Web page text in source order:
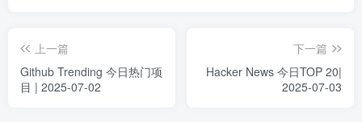
上一篇
Github Trending 今日热门项
目 | 2025-07-02
下一篇
Hacker News 今日TOP 20|
2025-07-03